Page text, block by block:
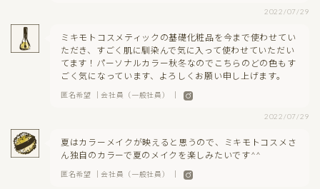
2022/07/29
ミキモトコスメティックの基礎化粧品を今まで使わせてい
ただき、すごく肌に馴染んで気に入って使わせていただい
てます！パーソナルカラー秋冬なのでこちらのどの色もす
ごく気になっています、よろしくお願い申し上げます。
匿名希望 ｜会社員（一般社員） ｜
2022/07/29
夏はカラーメイクが映えると思うので、ミキモトコスメさ
ん独自のカラーで夏のメイクを楽しみたいです^^
匿名希望 ｜会社員（一般社員） ｜